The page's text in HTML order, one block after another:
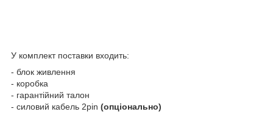
У комплект поставки входить:
- блок живлення
- коробка
- гарантійний талон
- силовий кабель 2pin (опціонально)